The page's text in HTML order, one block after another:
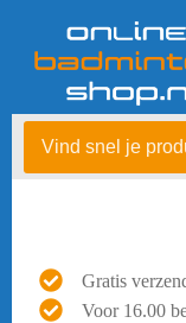
Gratis
Voor 16.00